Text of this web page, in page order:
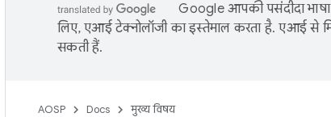
Google आपकी पसंदीदा
लिए, एआई टेक्नोलॉजी का इस्तेमाल करता है. एआई से
सकती हैं.
AOSP Docs मुख्य विषय